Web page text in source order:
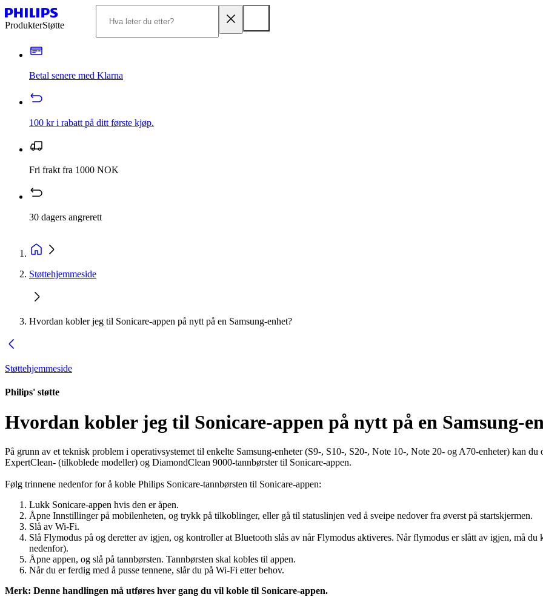
ProdukterStøtte
Betal senere med Klarna
100 kr i rabatt på ditt første kjøp.
Fri frakt fra 1000 NOK
30 dagers angrerett
Støttehjemmeside
Hvordan kobler jeg til Sonicare-appen på nytt på en Samsung-enhet?
Støttehjemmeside
Philips' støtte
Hvordan kobler jeg til Sonicare-appen på nytt på en Samsung-
På grunn av et teknisk problem i operativsystemet til enkelte Samsung-enheter (S9-, S10-, S20-, Note 10-, Note 20- og A70-enheter) kan
ExpertClean- (tilkoblede modeller) og DiamondClean 9000-tannbørster til Sonicare-appen.
Følg trinnene nedenfor for å koble Philips Sonicare-tannbørsten til Sonicare-appen:
Lukk Sonicare-appen hvis den er åpen.
Åpne Innstillinger på mobilenheten, og trykk på tilkoblinger, eller gå til statuslinjen ved å sveipe nedover fra øverst på startskjermen.
Slå av Wi-Fi.
Slå Flymodus på og deretter av igjen, og kontroller at Bluetooth slås av når Flymodus aktiveres. Når flymodus er slått av igjen, må
nedenfor).
Åpne appen, og slå på tannbørsten. Tannbørsten skal kobles til appen.
Når du er ferdig med å pusse tennene, slår du på Wi-Fi etter behov.
Merk: Denne handlingen må utføres hver gang du vil koble til Sonicare-appen.